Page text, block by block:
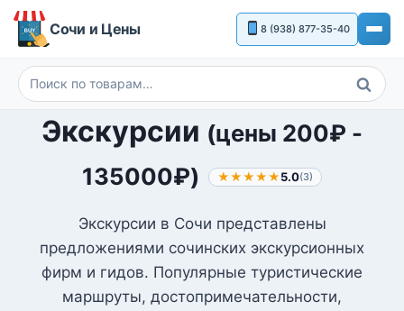
Перейти
Сочи и Цены 8 (938) 877-35-40
Искать:
Поиск
Экскурсии (цены 200₽ -
135000₽) ★★★★★5.0(3)
Экскурсии в Сочи представлены
предложениями сочинских экскурсионных
фирм и гидов. Популярные туристические
маршруты, достопримечательности,